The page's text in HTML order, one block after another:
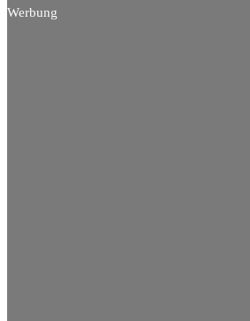
Werbung